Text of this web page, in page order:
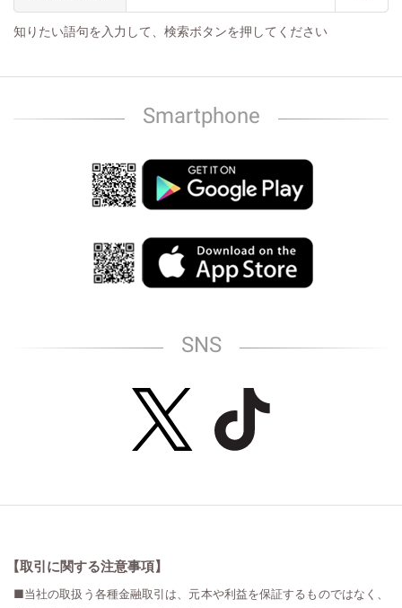
知りたい語句を入力して、検索ボタンを押してください
Smartphone
SNS
【取引に関する注意事項】
■当社の取扱う各種金融取引は、元本や利益を保証するものではなく、